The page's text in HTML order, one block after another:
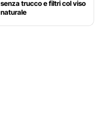
senza trucco e filtri col viso
naturale